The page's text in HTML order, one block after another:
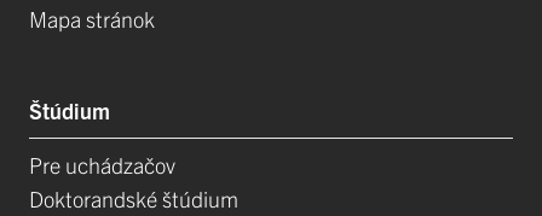
Mapa stránok
Štúdium
Pre uchádzačov
Doktorandské štúdium